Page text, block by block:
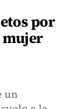
por
mujer
un